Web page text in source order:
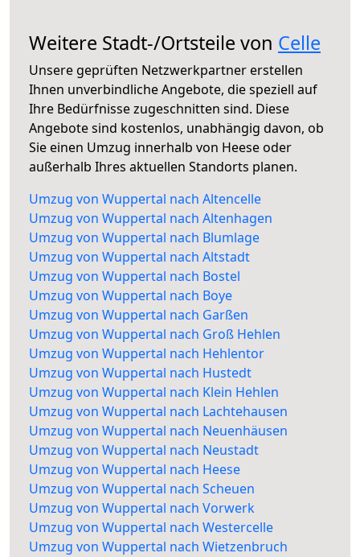
Weitere Stadt-/Ortsteile von Celle
Unsere geprüften Netzwerkpartner erstellen
Ihnen unverbindliche Angebote, die speziell auf
Ihre Bedürfnisse zugeschnitten sind. Diese
Angebote sind kostenlos, unabhängig davon, ob
Sie einen Umzug innerhalb von Heese oder
außerhalb Ihres aktuellen Standorts planen.
Umzug von Wuppertal nach Altencelle
Umzug von Wuppertal nach Altenhagen
Umzug von Wuppertal nach Blumlage
Umzug von Wuppertal nach Altstadt
Umzug von Wuppertal nach Bostel
Umzug von Wuppertal nach Boye
Umzug von Wuppertal nach Garßen
Umzug von Wuppertal nach Groß Hehlen
Umzug von Wuppertal nach Hehlentor
Umzug von Wuppertal nach Hustedt
Umzug von Wuppertal nach Klein Hehlen
Umzug von Wuppertal nach Lachtehausen
Umzug von Wuppertal nach Neuenhäusen
Umzug von Wuppertal nach Neustadt
Umzug von Wuppertal nach Heese
Umzug von Wuppertal nach Scheuen
Umzug von Wuppertal nach Vorwerk
Umzug von Wuppertal nach Westercelle
Umzug von Wuppertal nach Wietzenbruch